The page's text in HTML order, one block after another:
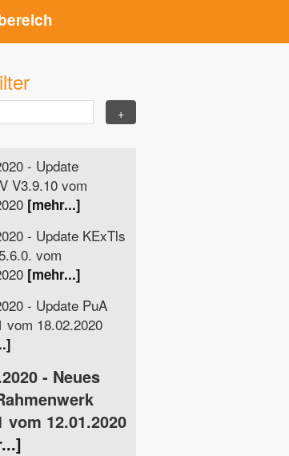
- Update
V3.9.10 vom
[mehr...]
- Update KExTls
vom
[mehr...]
- Update PuA
vom 18.02.2020
- Neues
vom 12.01.2020